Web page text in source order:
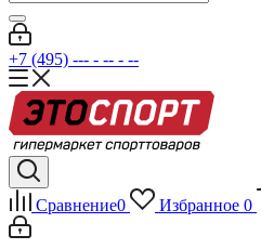
+7 (495) --- - -- - --
Сравнение0 Избранное 0